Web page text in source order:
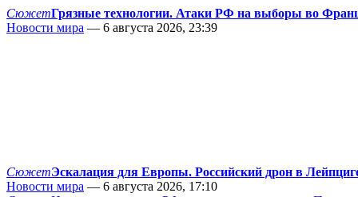
СюжетГрязные технологии. Атаки РФ на выборы во
Новости мира — 6 августа 2026, 23:39
СюжетЭскалация для Европы. Российский дрон в
Новости мира — 6 августа 2026, 17:10